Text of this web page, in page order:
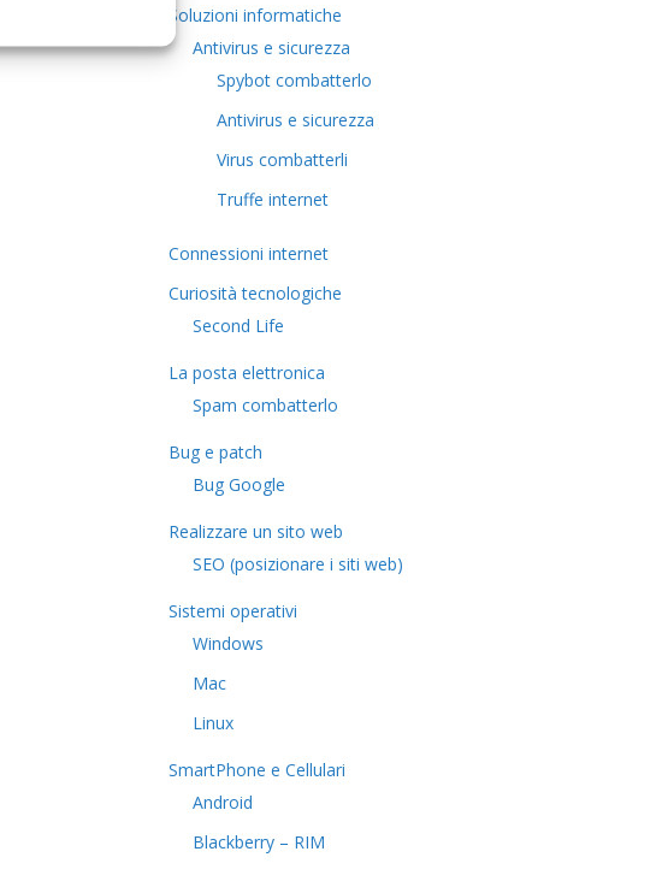
Soluzioni informatiche
Antivirus e sicurezza
Spybot combatterlo
Antivirus e sicurezza
Virus combatterli
Truffe internet
Connessioni internet
Curiosità tecnologiche
​Second Life
La posta elettronica
Spam combatterlo
Bug e patch
Bug Google
Realizzare un sito web
SEO (posizionare i siti web)
Sistemi operativi
Windows
Mac
Linux
SmartPhone e Cellulari
Android
Blackberry – RIM